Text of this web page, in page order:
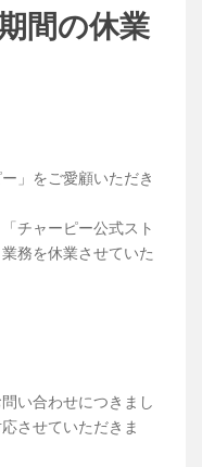
間の休業
」をご愛顧いただき
チャーピー公式スト
務を休業させていた
い合わせにつきまし
させていただきま